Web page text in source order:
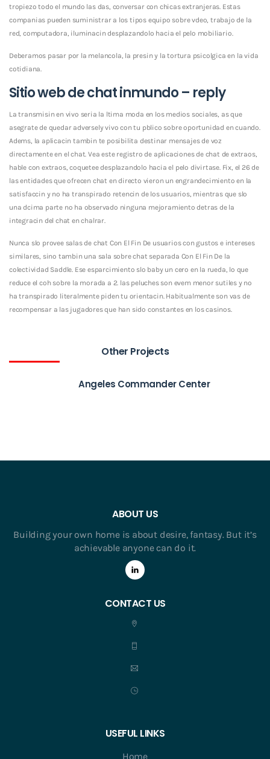
tropiezo todo el mundo las das, conversar con chicas extranjeras. Estas
companias pueden suministrar a los tipos equipo sobre vdeo, trabajo de la
red, computadora, iluminacin desplazandolo hacia el pelo mobiliario.
Deberamos pasar por la melancola, la presin y la tortura psicolgica en la vida
cotidiana.
Sitio web de chat inmundo – reply
La transmisin en vivo seri­a la ltima moda en los medios sociales, as que
asegrate de quedar adversely vivo con tu pblico sobre oportunidad en cuando.
Adems, la aplicacin tambin te posibilita destinar mensajes de voz
directamente en el chat. Vea este registro de aplicaciones de chat de extraos,
hable con extraos, coquetee desplazandolo hacia el pelo divirtase. Fix, el 26 de
las entidades que ofrecen chat en directo vieron un engrandecimiento en la
satisfaccin y no ha transpirado retencin de los usuarios, mientras que slo
una dcima parte no ha observado ninguna mejoramiento detras de la
integracin del chat en chalrar.
Nunca slo provee salas de chat Con El Fin De usuarios con gustos e intereses
similares, sino tambin una sala sobre chat separada Con El Fin De la
colectividad Saddle. Ese esparcimiento slo baby un cero en la rueda, lo que
reduce el coh sobre la morada a 2. las peluches son evem menor sutiles y no
ha transpirado literalmente piden tu orientacin. Habitualmente son vas de
recompensar a las jugadores que han sido constantes en los casinos.
Other Projects
Angeles Commander Center
ABOUT US
Building your own home is about desire, fantasy. But it’s
achievable anyone can do it.
CONTACT US
USEFUL LINKS
Home